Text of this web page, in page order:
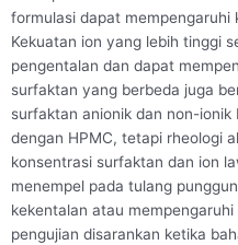
formulasi dapat mempengaruhi
Kekuatan ion yang lebih tinggi
pengentalan dan dapat
surfaktan yang berbeda juga
surfaktan anionik dan non-
dengan HPMC, tetapi rheologi
konsentrasi surfaktan dan ion
menempel pada tulang
kekentalan atau
pengujian disarankan ketika